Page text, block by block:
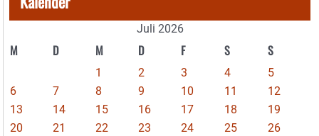
Juli 2026
M D M D F S S
1 2 3 4
5
6
7 8 9 10 11
12
13
14 15 16 17 18
19
20
21 22 23 24 25
26